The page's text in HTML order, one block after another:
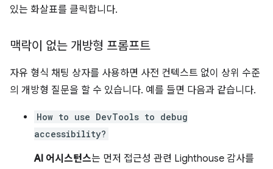
있는 화살표를 클릭합니다.
맥락이 없는 개방형 프롬프트
자유 형식 채팅 상자를 사용하면 사전 컨텍스트 없이 상위 수준
의 개방형 질문을 할 수 있습니다. 예를 들면 다음과 같습니다.
How to use DevTools to debug
accessibility?
AI 어시스턴스는 먼저 접근성 관련 Lighthouse 감사를